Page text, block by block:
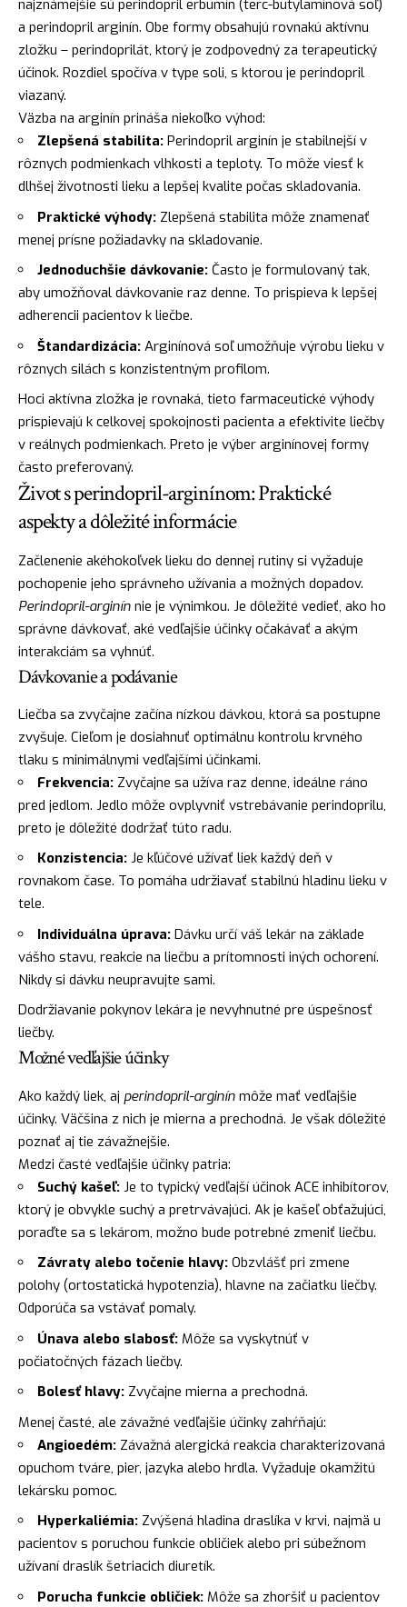
najznámejšie sú perindopril erbumín (terc-butylamínová soľ)
a perindopril arginín. Obe formy obsahujú rovnakú aktívnu
zložku – perindoprilát, ktorý je zodpovedný za terapeutický
účinok. Rozdiel spočíva v type soli, s ktorou je perindopril
viazaný.
Väzba na arginín prináša niekoľko výhod:
Zlepšená stabilita: Perindopril arginín je stabilnejší v
rôznych podmienkach vlhkosti a teploty. To môže viesť k
dlhšej životnosti lieku a lepšej kvalite počas skladovania.
Praktické výhody: Zlepšená stabilita môže znamenať
menej prísne požiadavky na skladovanie.
Jednoduchšie dávkovanie: Často je formulovaný tak,
aby umožňoval dávkovanie raz denne. To prispieva k lepšej
adherencii pacientov k liečbe.
Štandardizácia: Arginínová soľ umožňuje výrobu lieku v
rôznych silách s konzistentným profilom.
Hoci aktívna zložka je rovnaká, tieto farmaceutické výhody
prispievajú k celkovej spokojnosti pacienta a efektivite liečby
v reálnych podmienkach. Preto je výber arginínovej formy
často preferovaný.
Život s perindopril-arginínom: Praktické
aspekty a dôležité informácie
Začlenenie akéhokoľvek lieku do dennej rutiny si vyžaduje
pochopenie jeho správneho užívania a možných dopadov.
Perindopril-arginín nie je výnimkou. Je dôležité vedieť, ako ho
správne dávkovať, aké vedľajšie účinky očakávať a akým
interakciám sa vyhnúť.
Dávkovanie a podávanie
Liečba sa zvyčajne začína nízkou dávkou, ktorá sa postupne
zvyšuje. Cieľom je dosiahnuť optimálnu kontrolu krvného
tlaku s minimálnymi vedľajšími účinkami.
Frekvencia: Zvyčajne sa užíva raz denne, ideálne ráno
pred jedlom. Jedlo môže ovplyvniť vstrebávanie perindoprilu,
preto je dôležité dodržať túto radu.
Konzistencia: Je kľúčové užívať liek každý deň v
rovnakom čase. To pomáha udržiavať stabilnú hladinu lieku v
tele.
Individuálna úprava: Dávku určí váš lekár na základe
vášho stavu, reakcie na liečbu a prítomnosti iných ochorení.
Nikdy si dávku neupravujte sami.
Dodržiavanie pokynov lekára je nevyhnutné pre úspešnosť
liečby.
Možné vedľajšie účinky
Ako každý liek, aj perindopril-arginín môže mať vedľajšie
účinky. Väčšina z nich je mierna a prechodná. Je však dôležité
poznať aj tie závažnejšie.
Medzi časté vedľajšie účinky patria:
Suchý kašeľ: Je to typický vedľajší účinok ACE inhibítorov,
ktorý je obvykle suchý a pretrvávajúci. Ak je kašeľ obťažujúci,
poraďte sa s lekárom, možno bude potrebné zmeniť liečbu.
Závraty alebo točenie hlavy: Obzvlášť pri zmene
polohy (ortostatická hypotenzia), hlavne na začiatku liečby.
Odporúča sa vstávať pomaly.
Únava alebo slabosť: Môže sa vyskytnúť v
počiatočných fázach liečby.
Bolesť hlavy: Zvyčajne mierna a prechodná.
Menej časté, ale závažné vedľajšie účinky zahŕňajú:
Angioedém: Závažná alergická reakcia charakterizovaná
opuchom tváre, pier, jazyka alebo hrdla. Vyžaduje okamžitú
lekársku pomoc.
Hyperkaliémia: Zvýšená hladina draslíka v krvi, najmä u
pacientov s poruchou funkcie obličiek alebo pri súbežnom
užívaní draslík šetriacich diuretík.
Porucha funkcie obličiek: Môže sa zhoršiť u pacientov